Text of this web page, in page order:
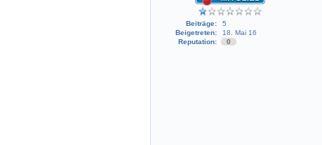
Beiträge:
5
Beigetreten:
18. Mai 16
Reputation:
0